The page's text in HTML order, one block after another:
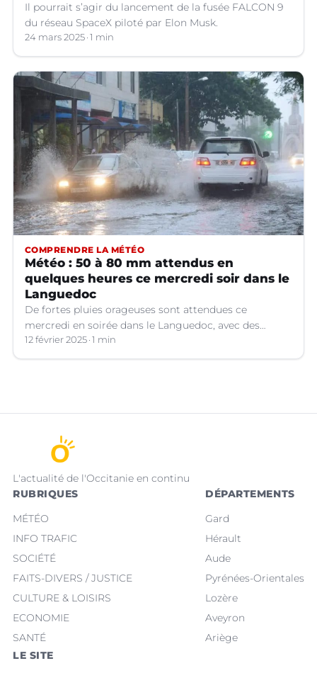
Il pourrait s’agir du lancement de la fusée FALCON 9
du réseau SpaceX piloté par Elon Musk.
24 mars 2025 1 min
COMPRENDRE LA MÉTÉO
Météo : 50 à 80 mm attendus en
quelques heures ce mercredi soir dans le
Languedoc
De fortes pluies orageuses sont attendues ce
mercredi en soirée dans le Languedoc, avec des
cumuls importants. Les prévisions météo.
12 février 2025 1 min
L'actualité de l'Occitanie en continu
RUBRIQUES
MÉTÉO
INFO TRAFIC
SOCIÉTÉ
FAITS-DIVERS / JUSTICE
CULTURE & LOISIRS
ECONOMIE
SANTÉ
DÉPARTEMENTS
Gard
Hérault
Aude
Pyrénées-Orientales
Lozère
Aveyron
Ariège
LE SITE